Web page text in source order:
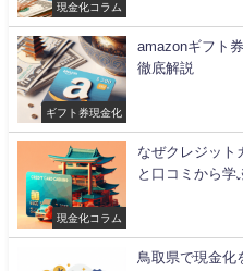
現金化コラム
ギフト券現金化
amazonギフト
徹底解説
現金化コラム
なぜクレジット
と口コミから学
鳥取県で現金化